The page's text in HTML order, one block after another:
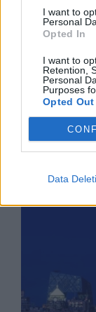
I want to
Personal
Opted In
I want to
Retention,
Personal
Purposes
Opted Out
Data
В
достигна